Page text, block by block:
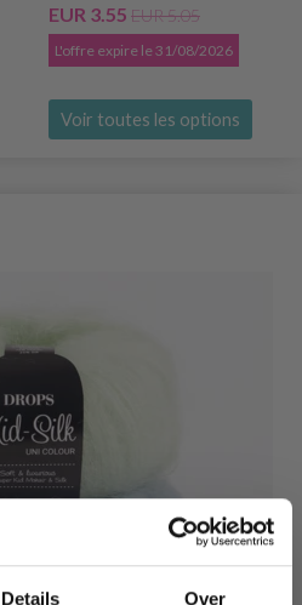
Details Over
EUR 3.55 EUR 5.05
L'offre expire le 31/08/2026
Voir toutes les options